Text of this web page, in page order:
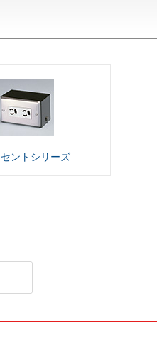
ント シリーズ